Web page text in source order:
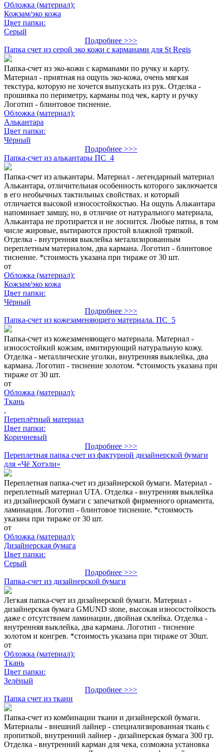
Обложка (материал):
Кожзам/эко кожа
Цвет папки:
Серый
Подробнее >>>
Папка счет из серой эко кожи с карманами для St Regis
Папка-счет из эко-кожи с карманами по ручку и карту.
Материал - приятная на ощупь эко-кожа, очень мягкая
текстура, которую не хочется выпускать из рук. Отделка -
прошивка по периметру, карманы под чек, карту и ручку
Логотип - блинтовое тиснение.
Обложка (материал):
Алькантара
Цвет папки:
Чёрный
Подробнее >>>
Папка-счет из алькантары ПС_4
Папка-счет из алькантары. Материал - легендарный материал
Алькантара, отличительная особенность которого заключается
в его необычных тактильных свойствах. и который
отличается высокой износостойкостью. На ощупь Алькантара
напоминает замшу, но, в отличие от натурального материала,
Алькантара не протирается и не лоснится. Любые пятна, в том
числе жировые, вытираются простой влажной тряпкой.
Отделка - внутренняя выклейка метализированным
переплетным материалом, два кармана. Логотип - блинтовое
тиснение. *стоимость указана при тираже от 30 шт.
от
Обложка (материал):
Кожзам/эко кожа
Цвет папки:
Чёрный
Подробнее >>>
Папка-счет из кожезаменяющего материала. ПС_5
Папка-счет из кожезаменяющего материала. Материал -
износостойкий кожзам, имитирующий натуральную кожу.
Отделка - металлические уголки, внутренняя выклейка, два
кармана. Логотип - тиснение золотом. *стоимость указана при
тираже от 30 шт.
от
Обложка (материал):
Ткань
,
Переплётный материал
Цвет папки:
Коричневый
Подробнее >>>
Переплетная папка счет из фактурной дизайнерской бумаги
для «Чё Хотэли»
Переплетная папка-счет из дизайнерской бумаги. Материал -
переплетный материал UTA. Отделка - внутренняя выклейка
из дизайнерской бумаги с запечаткой фирменного орнамента,
ламинация. Логотип - блинтовое тиснение. *стоимость
указана при тираже от 30 шт.
от
Обложка (материал):
Дизайнерская бумага
Цвет папки:
Серый
Подробнее >>>
Папка-счет из дизайнерской бумаги
Легкая папка-счет из дизайнерской бумаги. Материал -
дизайнерская бумага GMUND stone, высокая износостойкость
даже с отсутствием ламинации, двойная склейка. Отделка -
внутренняя выклейка, два кармана. Логотип - тиснение
золотом и конгрев. *стоимость указана при тираже от 30шт.
от
Обложка (материал):
Ткань
Цвет папки:
Зелёный
Подробнее >>>
Папка счет из ткани
Папка-счет из комбинации ткани и дизайнерской бумаги.
Материалы - внешний лайнер - специализированная ткань с
пропиткой, внутренний лайнер - дизайнерская бумага 300 гр.
Отделка - внутренний карман для чека, созможна установка